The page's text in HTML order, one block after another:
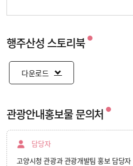
행주산성 스토리북
다운로드
관광안내홍보물 문의처
담당자
고양시청 관광과 관광개발팀 홍보 담당자